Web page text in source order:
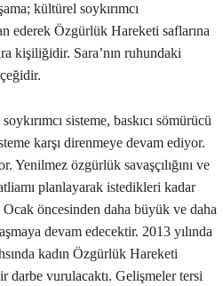
kültürel soykırımcı
ederek Özgürlük Hareketi saflarına
kişiliğidir. Sara’nın ruhundaki
sisteme, baskıcı sömürücü
karşı direnmeye devam ediyor.
Yenilmez özgürlük savaşçılığını ve
planlayarak istedikleri kadar
öncesinden daha büyük ve daha
devam edecektir. 2013 yılında
kadın Özgürlük Hareketi
darbe vurulacaktı. Gelişmeler tersi